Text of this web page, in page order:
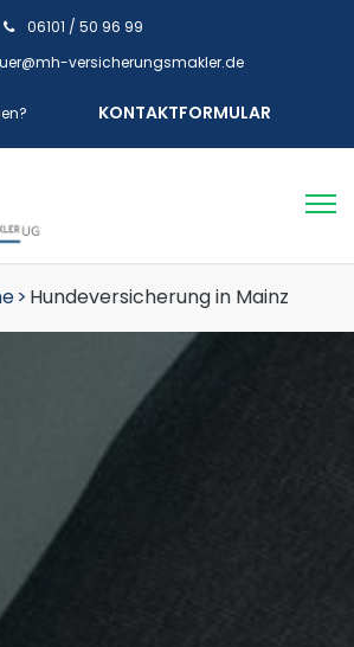
06101 / 50 96 99
versicherungsmakler.de
KONTAKTFORMULAR
> Hundeversicherung in Mainz